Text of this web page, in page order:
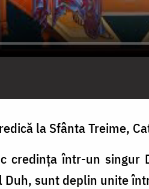
la Sfânta Treime,
credința într-un
Duh, sunt deplin unite